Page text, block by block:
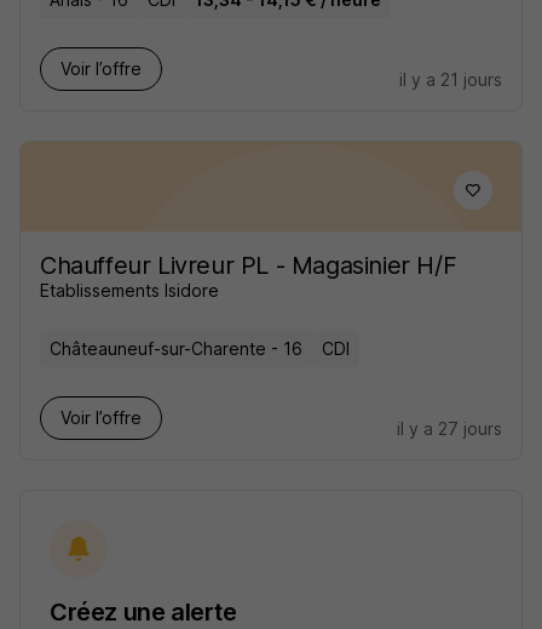
Voir l’offre
il y a 21 jours
Chauffeur Livreur PL - Magasinier H/F
Etablissements Isidore
Châteauneuf-sur-Charente - 16 CDI
Voir l’offre
il y a 27 jours
Créez une alerte